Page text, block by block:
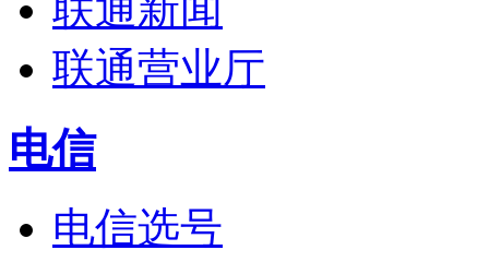
联通营业厅
电信
电信选号